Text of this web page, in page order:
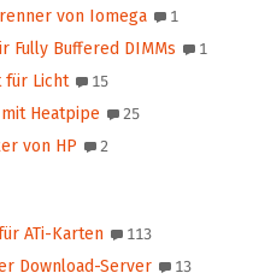
von Iomega 1
Fully Buffered DIMMs 1
für Licht 15
Heatpipe 25
von HP 2
ATi-Karten 113
Download-Server 13